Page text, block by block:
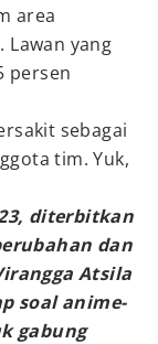
area
Lawan yang
persen
sebagai
tim. Yuk,
diterbitkan
dan
Atsila
soal anime-
gabung